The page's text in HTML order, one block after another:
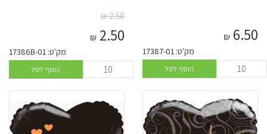
6.50
₪
מק'ט: 17387-01
הוסף לסל
2.50
₪
2.50
₪
מק'ט: 17386B-01
הוסף לסל